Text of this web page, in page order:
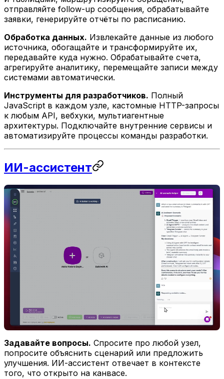
отправляйте follow-up сообщения, обрабатывайте
заявки, генерируйте отчёты по расписанию.
Обработка данных. Извлекайте данные из любого
источника, обогащайте и трансформируйте их,
передавайте куда нужно. Обрабатывайте счета,
агрегируйте аналитику, перемещайте записи между
системами автоматически.
Инструменты для разработчиков. Полный
JavaScript в каждом узле, кастомные HTTP-запросы
к любым API, вебхуки, мультиагентные
архитектуры. Подключайте внутренние сервисы и
автоматизируйте процессы команды разработки.
ИИ-ассистент
Задавайте вопросы. Спросите про любой узел,
попросите объяснить сценарий или предложить
улучшения. ИИ-ассистент отвечает в контексте
того, что открыто на канвасе.